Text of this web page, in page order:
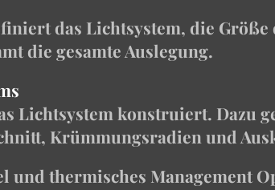
das Lichtsystem, die
die gesamte Auslegung.
Lichtsystem konstruiert. Dazu
Krümmungsradien und
und thermisches Management